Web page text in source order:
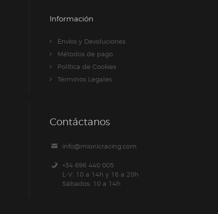
Información
Envíos y Devoluciones
Métodos de pago
Política de Cookies
Términos Legales
Contáctanos
info@mionicracing.com
+34 696 440 005
L-V: 10 a 14h y 16 a 20h
Sábados: 10 a 14h